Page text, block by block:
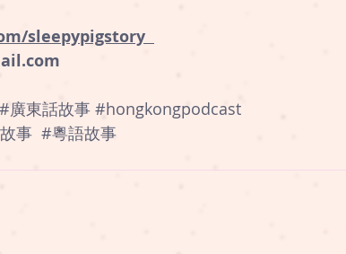
sleepypigstory
#廣東話故事 #hongkongpodcast
事 #粵語故事